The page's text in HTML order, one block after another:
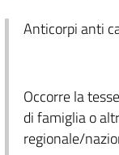
Anticorpi anti
Occorre la
di famiglia o
regionale/